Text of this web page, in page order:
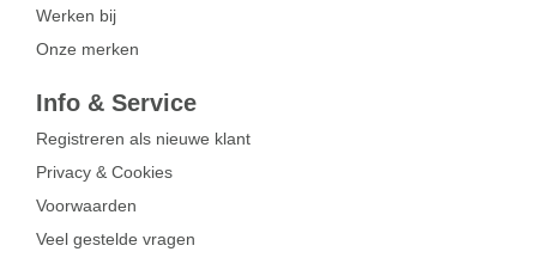
Werken bij
Onze merken
Info & Service
Registreren als nieuwe klant
Privacy & Cookies
Voorwaarden
Veel gestelde vragen